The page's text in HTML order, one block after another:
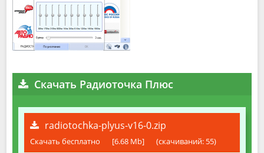
Скачать Радиоточка Плюс
radiotochka-plyus-v16-0.zip
Скачать бесплатно [6.68 Mb] (cкачиваний: 55)